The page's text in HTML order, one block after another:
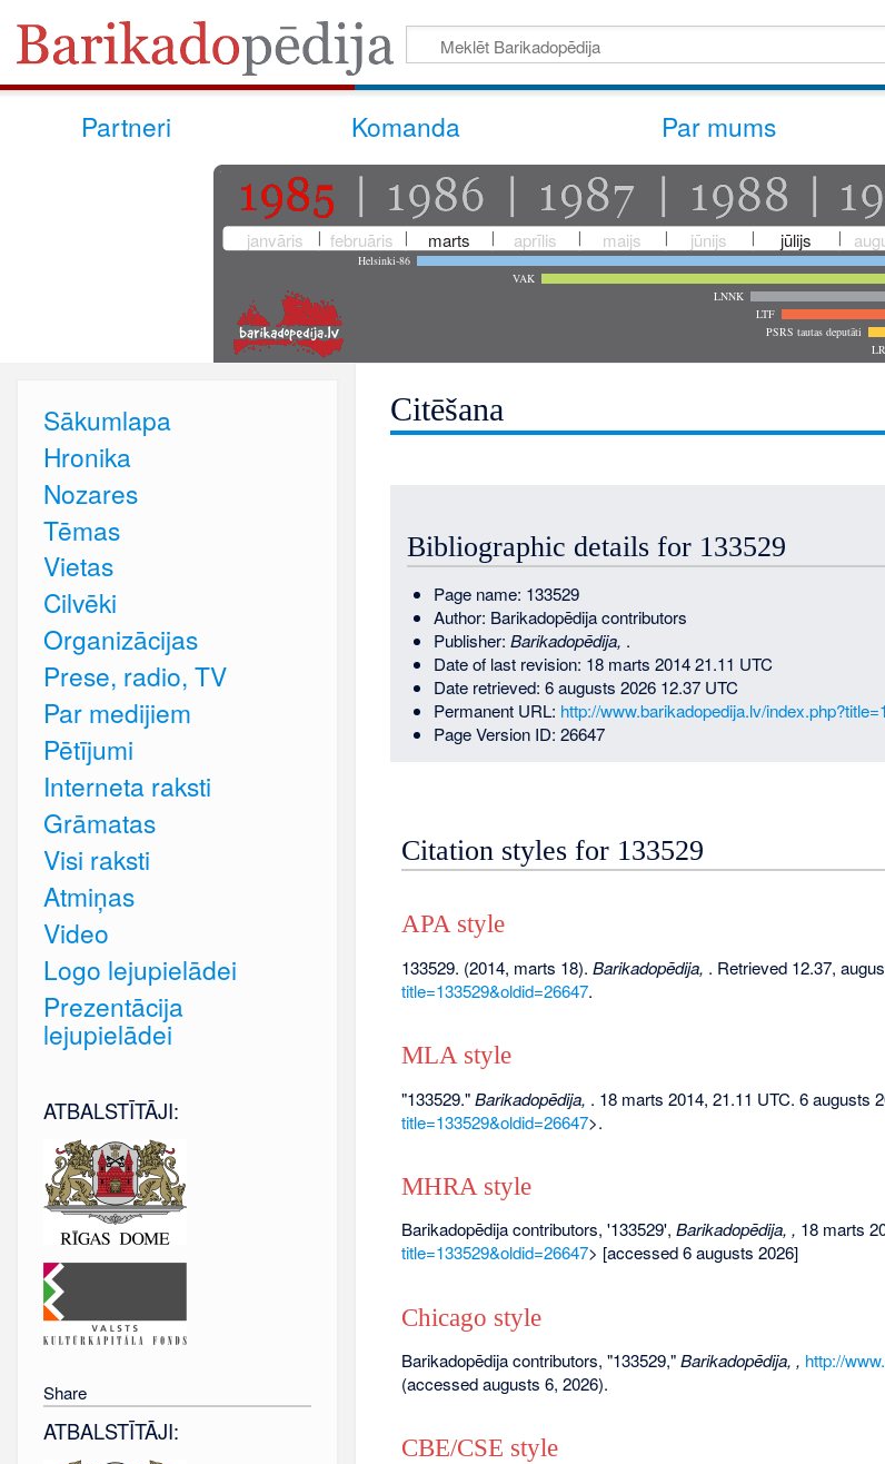
Partneri Komanda Par mums
janvāris februāris marts aprīlis maijs jūnijs jūlijs
Helsinki-86
VAK
LNNK
LTF
PSRS tautas deputāti
Citēšana
Bibliographic details for 133529
Page name: 133529
Author: Barikadopēdija contributors
Publisher: Barikadopēdija, .
Date of last revision: 18 marts 2014 21.11 UTC
Date retrieved: 6 augusts 2026 12.37 UTC
Permanent URL: http://www.barikadopedija.lv/
Page Version ID: 26647
Citation styles for 133529
APA style
133529. (2014, marts 18). Barikadopēdija, . Retrieved 12.37,
title=133529&oldid=26647.
MLA style
"133529."Barikadopēdija, . 18 marts 2014, 21.11 UTC. 6 augusts
title=133529&oldid=26647>.
MHRA style
Barikadopēdija contributors, '133529', Barikadopēdija, , 18 marts
title=133529&oldid=26647> [accessed 6 augusts 2026]
Chicago style
Barikadopēdija contributors, "133529,"Barikadopēdija, , http://
(accessed augusts 6, 2026).
CBE/CSE style
Sākumlapa
Hronika
Nozares
Tēmas
Vietas
Cilvēki
Organizācijas
Prese, radio, TV
Par medijiem
Pētījumi
Interneta raksti
Grāmatas
Visi raksti
Atmiņas
Video
Logo lejupielādei
Prezentācija
lejupielādei
ATBALSTĪTĀJI:
Share
ATBALSTĪTĀJI: